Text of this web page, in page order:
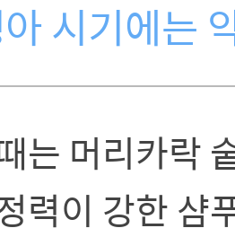
시기에는
는 머리카락
력이 강한 샴